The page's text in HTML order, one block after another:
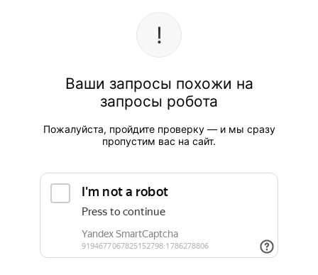
Ваши запросы похожи на
запросы робота
Пожалуйста, пройдите проверку — и мы сразу
пропустим вас на сайт.